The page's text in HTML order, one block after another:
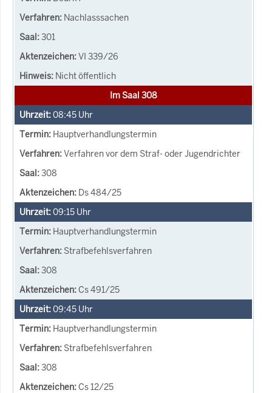
Nachlasssachen
301
VI 339/26
Nicht öffentlich
Im Saal 308
08:45 Uhr
Hauptverhandlungstermin
Verfahren vor dem Straf- oder Jugendrichter
308
Ds 484/25
09:15 Uhr
Hauptverhandlungstermin
Strafbefehlsverfahren
308
Cs 491/25
09:45 Uhr
Hauptverhandlungstermin
Strafbefehlsverfahren
308
Cs 12/25